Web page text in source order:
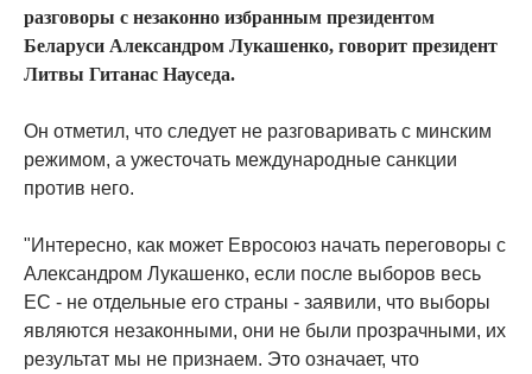
разговоры с незаконно избранным президентом
Беларуси Александром Лукашенко, говорит президент
Литвы Гитанас Науседа.
Он отметил, что следует не разговаривать с минским
режимом, а ужесточать международные санкции
против него.
"Интересно, как может Евросоюз начать переговоры с
Александром Лукашенко, если после выборов весь
ЕС - не отдельные его страны - заявили, что выборы
являются незаконными, они не были прозрачными, их
результат мы не признаем. Это означает, что